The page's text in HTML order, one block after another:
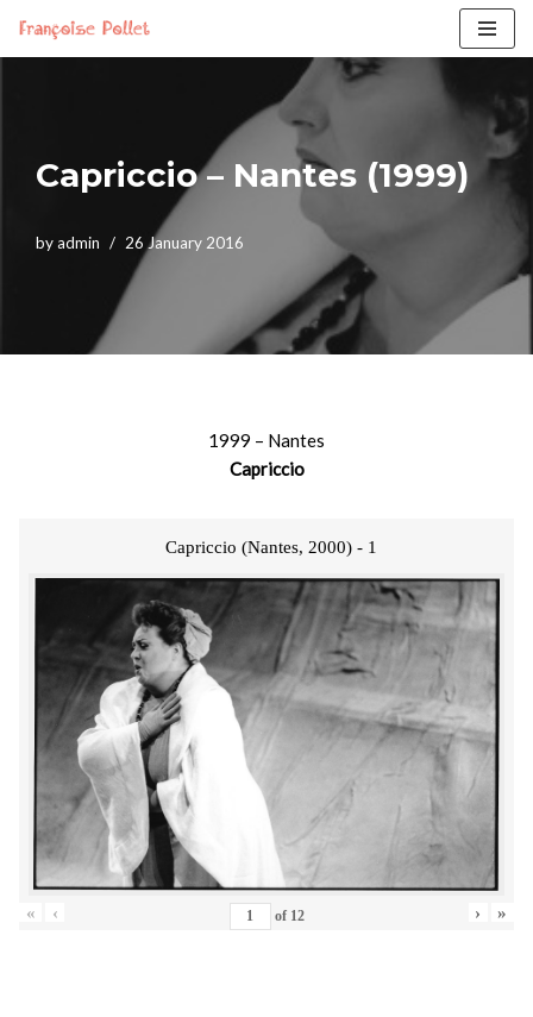
Skip
Capriccio – Nantes (1999)
byadmin 26 January 2016
1999 – Nantes
Capriccio
Capriccio (Nantes, 2000) - 1
« ‹ of 12 › »